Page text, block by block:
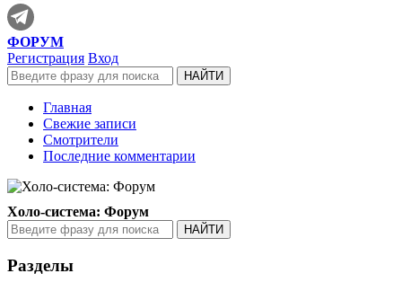
ФОРУМ
Регистрация Вход
Главная
Свежие записи
Смотрители
Последние комментарии
Холо-система: Форум
Разделы